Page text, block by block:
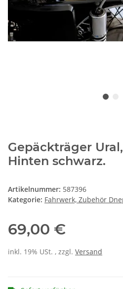
Gepäckträger
Hinten schwarz.
Artikelnummer: 587396
Kategorie: Fahrwerk, Zubehör
69,00 €
inkl. 19% USt. , zzgl. Versand